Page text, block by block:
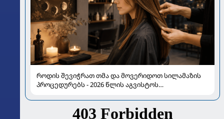
როდის შევიჭრათ თმა და მოვერიდოთ სილამაზის
პროცედურებს - 2026 წლის აგვისტოს